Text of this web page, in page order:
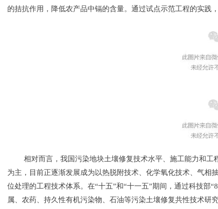
的拮抗作用，降低农产品中镉的含量。通过试点示范工程的实践
相对而言，我国污染地块土壤修复技术水平、施工能力和工
为主，目前正逐渐发展成为以热脱附技术、化学氧化技术、气相
位处理的工程技术体系。在“十五”和“十一五”期间，通过科技部
属、农药、持久性有机污染物、石油等污染土壤修复共性技术研